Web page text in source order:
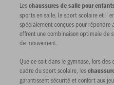
Leschaussures de salle pour
sports en salle, le sport scolaire et
spécialement conçues pour répondre
offrent une combinaison optimale
de mouvement.
Que ce soit dans le gymnase, lors
cadre du sport scolaire, les
garantissent sécurité et confort aux